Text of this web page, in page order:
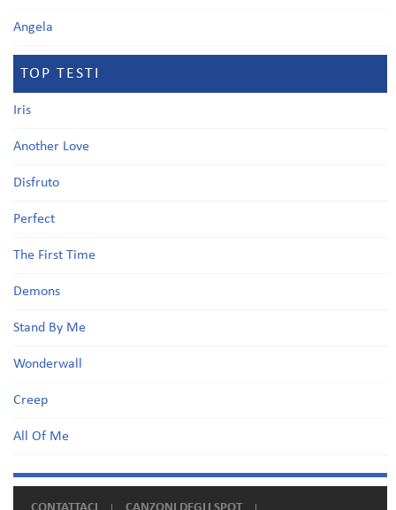
Angela
TOP TESTI
Iris
Another Love
Disfruto
Perfect
The First Time
Demons
Stand By Me
Wonderwall
Creep
All Of Me